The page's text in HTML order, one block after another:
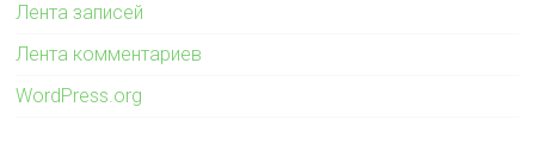
Лента записей
Лента комментариев
WordPress.org